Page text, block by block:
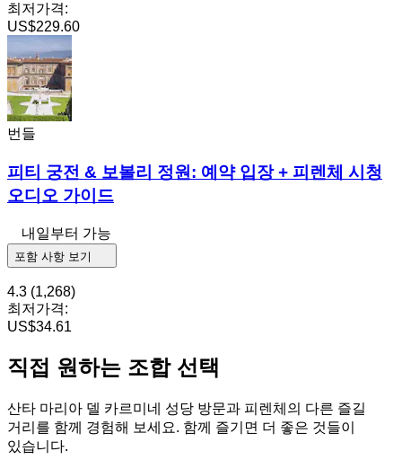
최저가격:
US$229.60
번들
피티 궁전 & 보볼리 정원: 예약 입장 + 피렌체 시청
오디오 가이드
내일부터 가능
포함 사항 보기
4.3 (1,268)
최저가격:
US$34.61
직접 원하는 조합 선택
산타 마리아 델 카르미네 성당 방문과 피렌체의 다른 즐길
거리를 함께 경험해 보세요. 함께 즐기면 더 좋은 것들이
있습니다.